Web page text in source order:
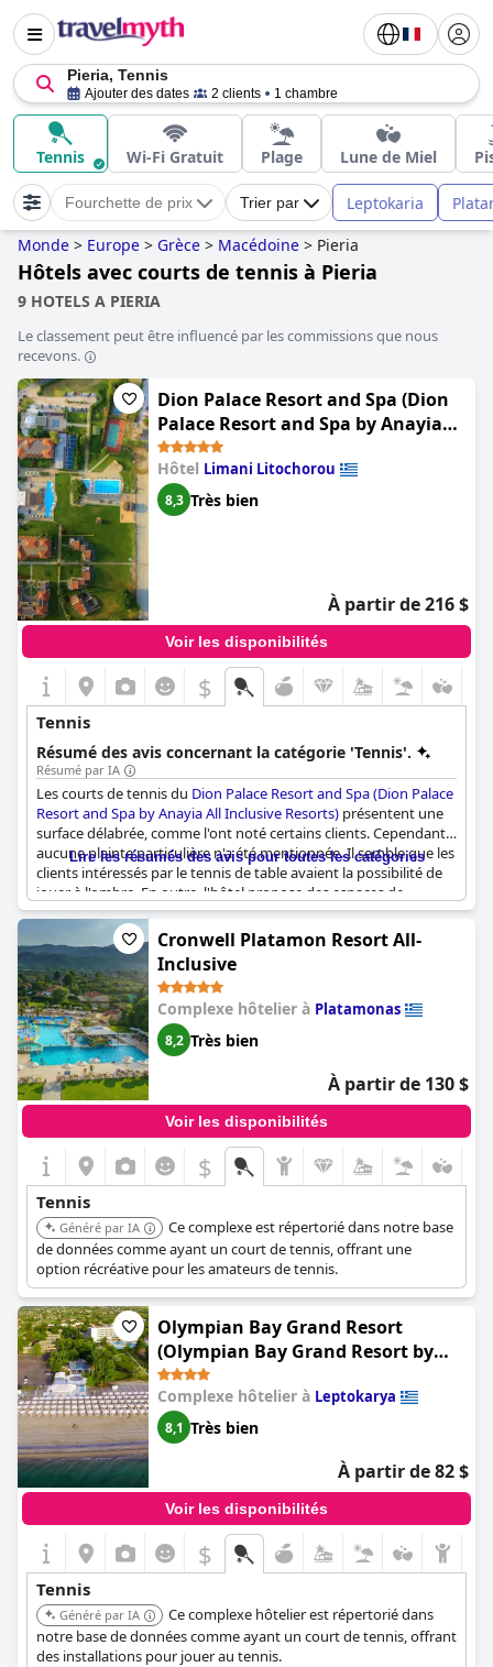
Pieria, Tennis
Ajouter des dates 2 clients 1 chambre
Tennis Wi-Fi Gratuit Plage Lune de Miel
Fourchette de prix Trier par Leptokaria
Monde > Europe > Grèce > Macédoine > Pieria
Hôtels avec courts de tennis à Pieria
9 HOTELS A PIERIA
Le classement peut être influencé par les commissions que nous
recevons.
Dion Palace Resort and Spa (Dion
Palace Resort and Spa by Anayia
All Inclusive Resorts)
Hôtel Limani Litochorou
8,3 Très bien
À partir de 216 $
Voir les disponibilités
$
Tennis
Résumé des avis concernant la catégorie 'Tennis'.
Résumé par IA
Les courts de tennis du Dion Palace Resort and Spa (Dion Palace
Resort and Spa by Anayia All Inclusive Resorts) présentent une
surface délabrée, comme l'ont noté certains clients. Cependant,
aucune plainte particulière n'a été mentionnée. Il semble que les
clients intéressés par le tennis de table avaient la possibilité de
jouer à l'ombre. En outre, l'hôtel propose des espaces de
détente attrayants près de la plage pour que les clients puissent
se détendre. Malgré l'absence de commentaires détaillés, il
semble que les installations de tennis soient adéquates pour les
clients qui souhaitent profiter d'une partie décontractée
pendant leur séjour.
Lire les résumés des avis pour toutes les catégories
Cronwell Platamon Resort All-
Inclusive
Complexe hôtelier à Platamonas
8,2 Très bien
À partir de 130 $
Voir les disponibilités
$
Tennis
Généré par IA
Ce complexe est répertorié dans notre base
de données comme ayant un court de tennis, offrant une
option récréative pour les amateurs de tennis.
Olympian Bay Grand Resort
(Olympian Bay Grand Resort by
Anayia All Inclusive Resorts)
Complexe hôtelier à Leptokarya
8,1 Très bien
À partir de 82 $
Voir les disponibilités
$
Tennis
Généré par IA
Ce complexe hôtelier est répertorié dans
notre base de données comme ayant un court de tennis, offrant
des installations pour jouer au tennis.